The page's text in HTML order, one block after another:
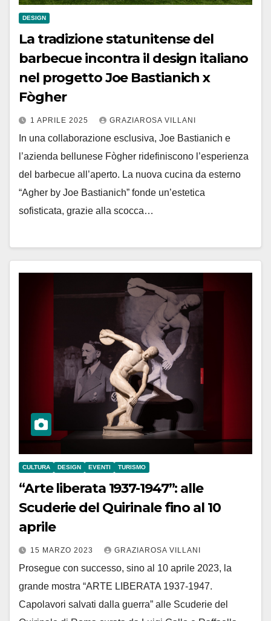
DESIGN
La tradizione statunitense del
barbecue incontra il design italiano
nel progetto Joe Bastianich x
Fògher
1 APRILE 2025 GRAZIAROSA VILLANI
In una collaborazione esclusiva, Joe Bastianich e
l’azienda bellunese Fògher ridefiniscono l’esperienza
del barbecue all’aperto. La nuova cucina da esterno
“Agher by Joe Bastianich” fonde un’estetica
sofisticata, grazie alla scocca…
CULTURA DESIGN EVENTI TURISMO
“Arte liberata 1937-1947”: alle
Scuderie del Quirinale fino al 10
aprile
15 MARZO 2023 GRAZIAROSA VILLANI
Prosegue con successo, sino al 10 aprile 2023, la
grande mostra “ARTE LIBERATA 1937-1947.
Capolavori salvati dalla guerra” alle Scuderie del